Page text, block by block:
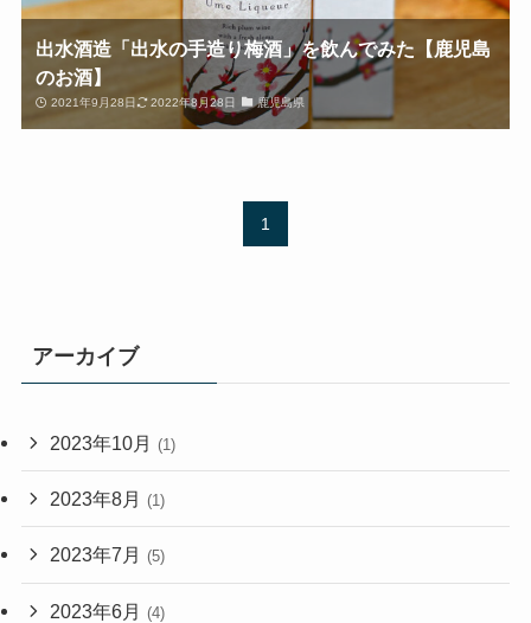
出水酒造「出水の手造り梅酒」を飲んでみた【鹿児島
のお酒】
2021年9月28日 2022年8月28日 鹿児島県
1
アーカイブ
2023年10月 (1)
2023年8月 (1)
2023年7月 (5)
2023年6月 (4)